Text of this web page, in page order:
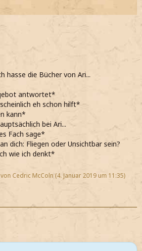
hasse die Bücher von Ari...
antwortet*
eh schon hilft*
kann*
bei Ari...
Fach sage*
dich: Fliegen oder Unsichtbar sein?
wie ich denkt*
Cedric McColn (4. Januar 2019 um 11:35)